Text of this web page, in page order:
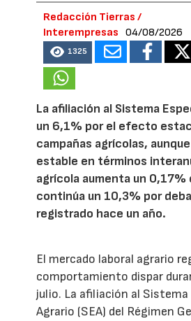
Redacción Tierras /
Interempresas
04/08/2026
1325
La afiliación al Sistema
un 6,1% por el efecto
campañas agrícolas,
estable en términos
agrícola aumenta un 0,17%
continúa un 10,3% por
registrado hace un año.
El mercado laboral agrario
comportamiento dispar
julio. La afiliación al Sistema
Agrario (SEA) del Régimen